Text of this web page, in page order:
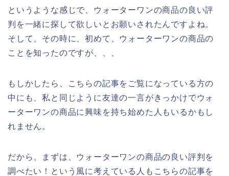
というような感じで、ウォーターワンの商品の良い評
判を一緒に探して欲しいとお願いされたんですよね。
そして、その時に、初めて、ウォーターワンの商品の
ことを知ったのですが、、、
もしかしたら、こちらの記事をご覧になっている方の
中にも、私と同じように友達の一言がきっかけでウォ
ーターワンの商品に興味を持ち始めた人もいるかもし
れません。
だから、まずは、ウォーターワンの商品の良い評判を
調べたい！という風に考えている人もこちらの記事を